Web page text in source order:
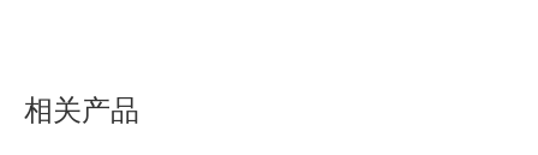
相关产品